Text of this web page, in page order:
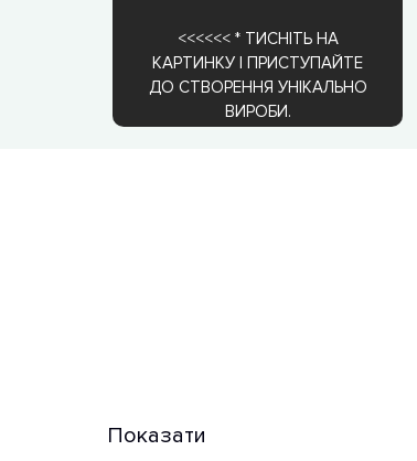
<<<<<< * ТИСНІТЬ НА
КАРТИНКУ І ПРИСТУПАЙТЕ
ДО СТВОРЕННЯ УНІКАЛЬНО
ВИРОБИ.
Показати